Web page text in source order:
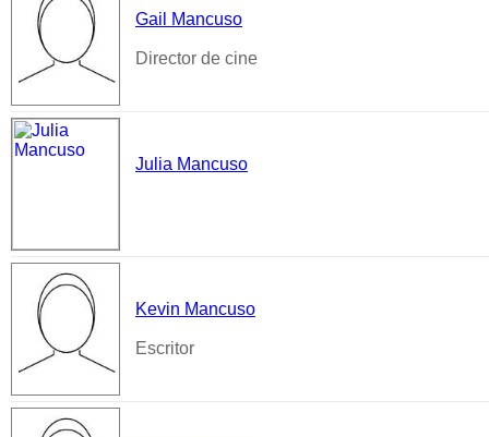
Gail Mancuso
Director de cine
Julia Mancuso
Kevin Mancuso
Escritor